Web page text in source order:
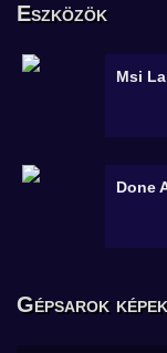
Eszközök
Msi
Done
Gépsarok képek